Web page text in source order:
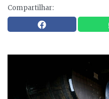
Compartilhar: